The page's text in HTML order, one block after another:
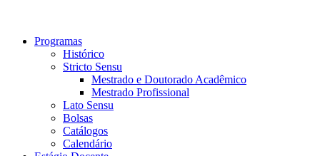
Programas
Histórico
Stricto Sensu
Mestrado e Doutorado Acadêmico
Mestrado Profissional
Lato Sensu
Bolsas
Catálogos
Calendário